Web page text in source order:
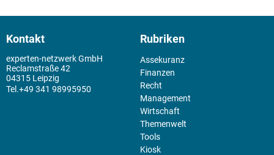
Kontakt
experten-netzwerk GmbH
Reclamstraße 42
04315 Leipzig
+49 341 98995950
Rubriken
Assekuranz
Finanzen
Recht
Management
Wirtschaft
Themenwelt
Tools
Kiosk